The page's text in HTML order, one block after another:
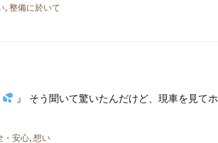
, 整備に於いて
』 そう聞いて驚いたんだけど、現車を見てホ
・安心, 想い